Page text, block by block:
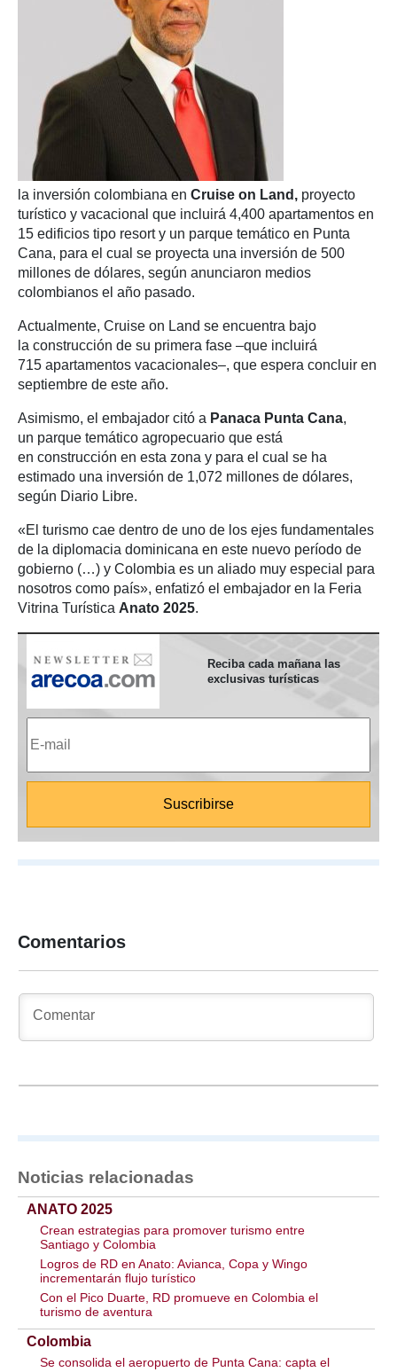
la inversión colombiana en Cruise on Land, proyecto
turístico y vacacional que incluirá 4,400 apartamentos en
15 edificios tipo resort y un parque temático en Punta
Cana, para el cual se proyecta una inversión de 500
millones de dólares, según anunciaron medios
colombianos el año pasado.
Actualmente, Cruise on Land se encuentra bajo
la construcción de su primera fase –que incluirá
715 apartamentos vacacionales–, que espera concluir en
septiembre de este año.
Asimismo, el embajador citó a Panaca Punta Cana,
un parque temático agropecuario que está
en construcción en esta zona y para el cual se ha
estimado una inversión de 1,072 millones de dólares,
según Diario Libre.
«El turismo cae dentro de uno de los ejes fundamentales
de la diplomacia dominicana en este nuevo período de
gobierno (…) y Colombia es un aliado muy especial para
nosotros como país», enfatizó el embajador en la Feria
Vitrina Turística Anato 2025.
Reciba cada mañana las
exclusivas turísticas
Comentarios
Noticias relacionadas
ANATO 2025
Crean estrategias para promover turismo entre
Santiago y Colombia
Logros de RD en Anato: Avianca, Copa y Wingo
incrementarán flujo turístico
Con el Pico Duarte, RD promueve en Colombia el
turismo de aventura
Colombia
Se consolida el aeropuerto de Punta Cana: capta el